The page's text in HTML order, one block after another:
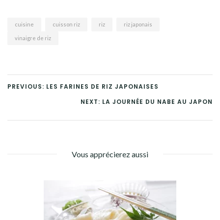
cuisine cuisson riz riz riz japonais
vinaigre de riz
PREVIOUS: LES FARINES DE RIZ JAPONAISES
NEXT: LA JOURNÉE DU NABE AU JAPON
Vous apprécierez aussi